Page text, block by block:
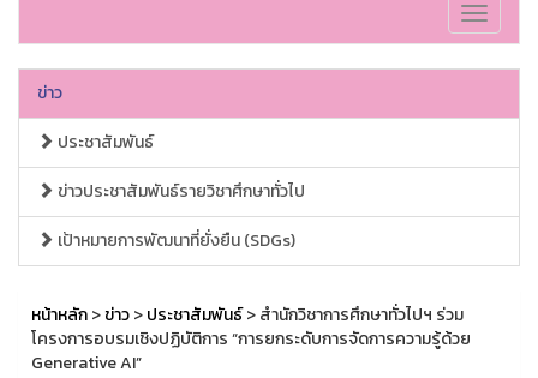
Toggle
ข่าว
ประชาสัมพันธ์
ข่าวประชาสัมพันธ์รายวิชาศึกษาทั่วไป
เป้าหมายการพัฒนาที่ยั่งยืน (SDGs)
หน้าหลัก>ข่าว>ประชาสัมพันธ์> สำนักวิชาการศึกษาทั่วไปฯ ร่วม
โครงการอบรมเชิงปฏิบัติการ “การยกระดับการจัดการความรู้ด้วย
Generative AI”